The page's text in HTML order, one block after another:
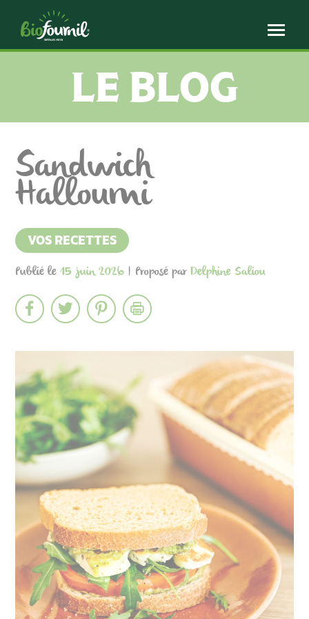
LE BLOG
Sandwich
Halloumi
VOS RECETTES
Publié le15 juin 2026 | Proposé parDelphine Saliou
Panneau de gestion des cookies